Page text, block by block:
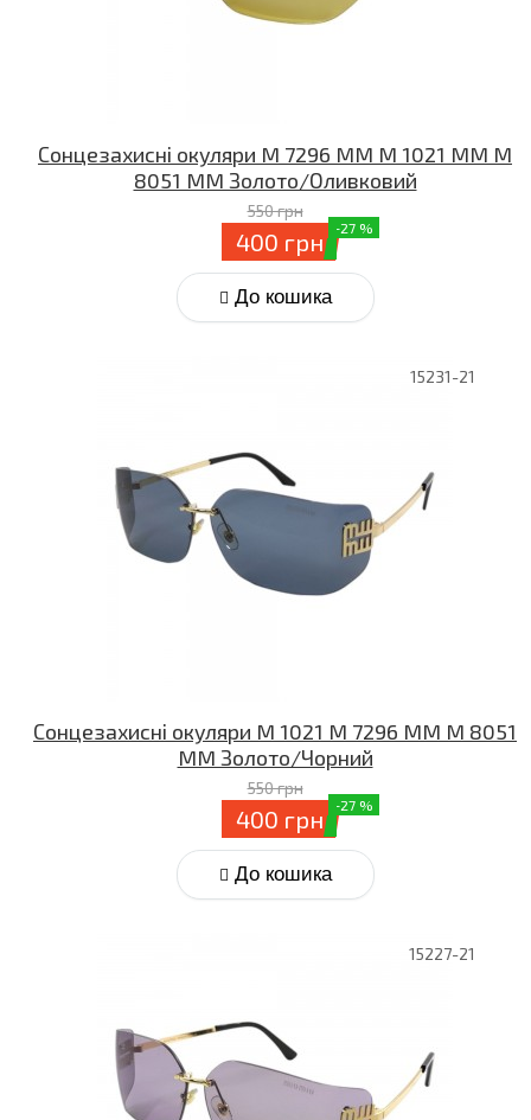
Сонцезахисні окуляри M 7296 MM M 1021 MM M
8051 MM Золото/Оливковий
550 грн
400 грн -27 %
До кошика
15231-21
Сонцезахисні окуляри M 1021 M 7296 MM M 8051
MM Золото/Чорний
550 грн
400 грн -27 %
До кошика
15227-21